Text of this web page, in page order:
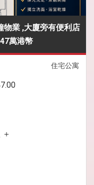
物業 ,大廈旁有便利店
萬港幣
住宅公寓